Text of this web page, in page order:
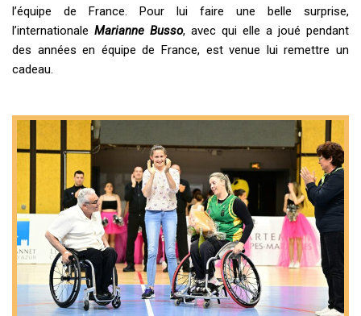
l’équipe de France. Pour lui faire une belle surprise,
l’internationale Marianne Busso, avec qui elle a joué pendant
des années en équipe de France, est venue lui remettre un
cadeau.